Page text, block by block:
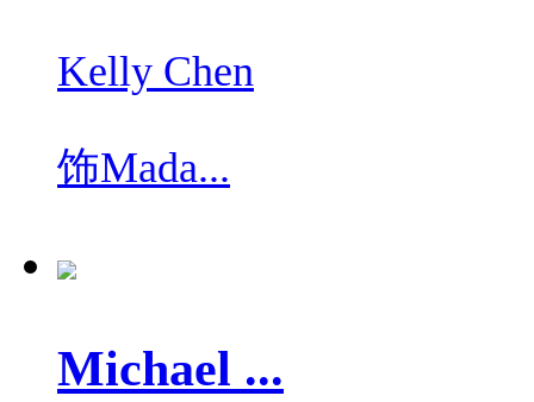
Kelly Chen
饰Mada...
Michael ...